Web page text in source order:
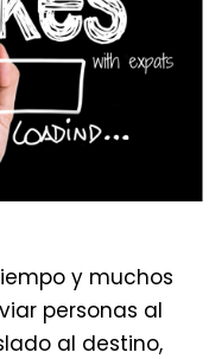
y muchos
personas al
al destino,